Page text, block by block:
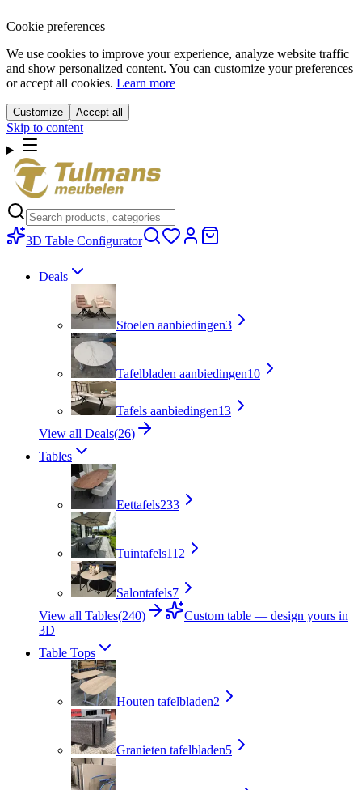
Cookie preferences
We use cookies to improve your experience, analyze website traffic
and show personalized content. You can customize your preferences
or accept all cookies. Learn more
Customize Accept all
Skip to content
3D Table Configurator
Deals
Stoelen aanbiedingen3
Tafelbladen aanbiedingen10
Tafels aanbiedingen13
View all Deals(26)
Tables
Eettafels233
Tuintafels112
Salontafels7
View all Tables(240)
Custom table — design yours in
3D
Table Tops
Houten tafelbladen2
Granieten tafelbladen5